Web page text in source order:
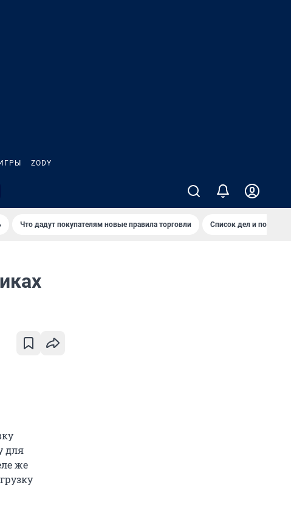
ИГРЫ ZODY
Что дадут покупателям новые правила торговли Список дел и покупок
для
же